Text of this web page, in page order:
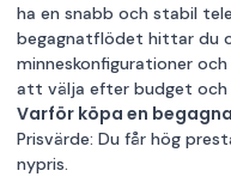
ha en snabb och stabil
begagnatflödet hittar du
minneskonfigurationer
att välja efter budget och
Varför köpa en
Prisvärde: Du får hög
nypris.